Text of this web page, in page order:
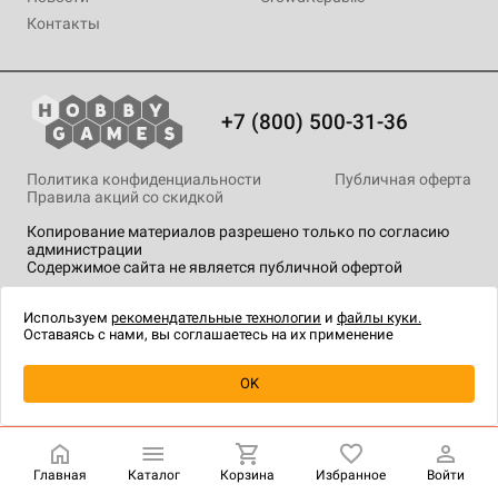
Уведомить о наличии
Контакты
+7 (800) 500-31-36
Копирование материалов разрешено только по согласию
администрации
Содержимое сайта не является публичной офертой
Политика конфиденциальности
Публичная оферта
Правила акций со скидкой
технологии.
Главная Каталог Корзина Избранное Войти
Используем рекомендательные технологии и файлы куки.
Оставаясь с нами, вы соглашаетесь на их применение
OK